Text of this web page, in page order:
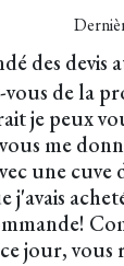
des devis
vous de la
je peux
me
une cuve
j'avais
jour, vous